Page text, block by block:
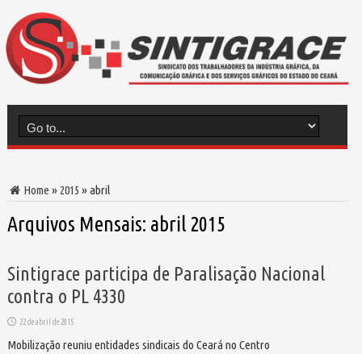
Home » 2015 »abril
Arquivos Mensais: abril 2015
Sintigrace participa de Paralisação Nacional
contra o PL 4330
22 de abril de 2015
Mobilização reuniu entidades sindicais do Ceará no Centro